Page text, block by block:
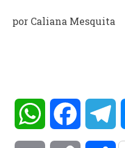
por Caliana Mesquita
WhatsApp